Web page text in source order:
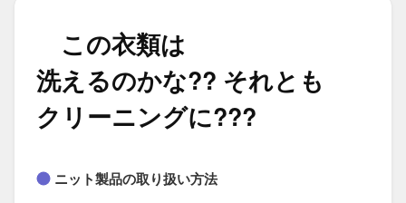
この​衣類は​
洗えるのかな??​ それとも​
クリーニングに???
ニット製品の取り扱い方法